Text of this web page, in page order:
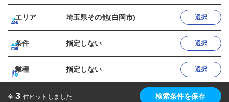
エリア 埼玉県その他(白岡市) 選択
条件 指定しない 選択
業種 指定しない 選択
全 3 件ヒットしました 検索条件を保存